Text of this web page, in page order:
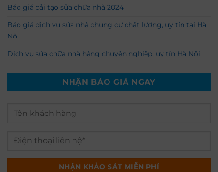
Báo giá cải tạo sửa chữa nhà 2024
Báo giá dịch vụ sửa nhà chung cư chất lượng, uy tín tại Hà
Nội
Dịch vụ sửa chữa nhà hàng chuyên nghiệp, uy tín Hà Nội
NHẬN BÁO GIÁ NGAY